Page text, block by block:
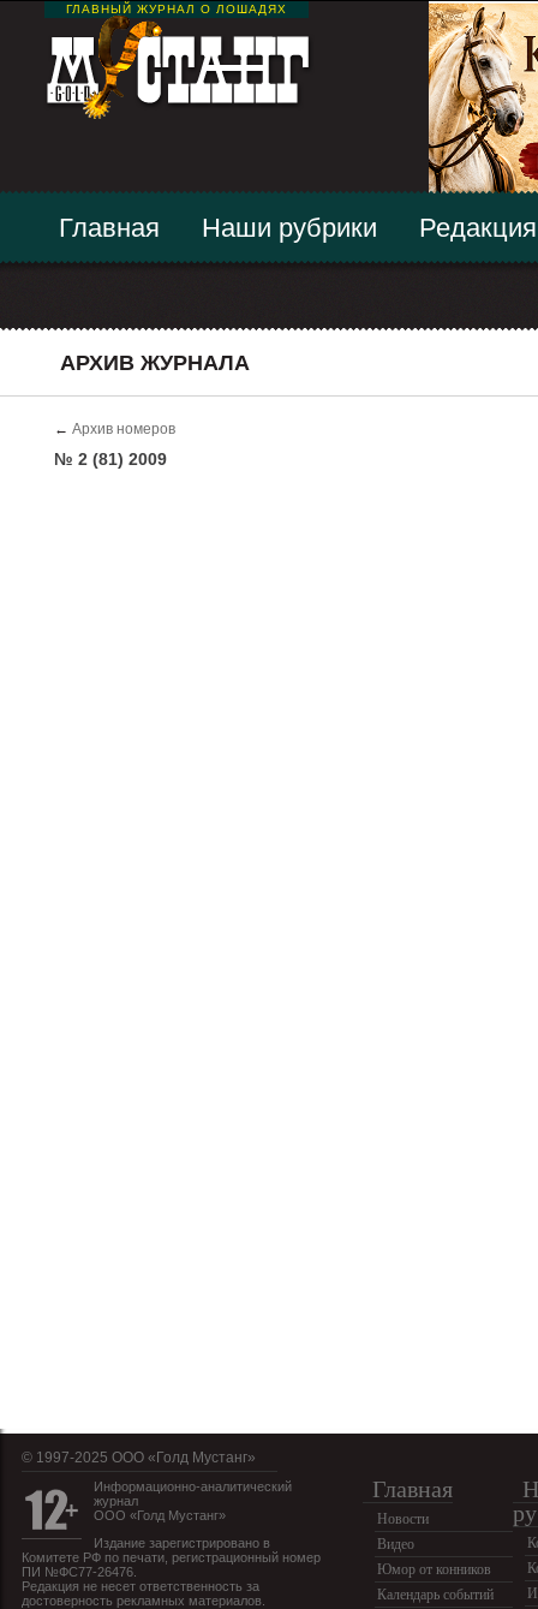
ГЛАВНЫЙ ЖУРНАЛ О ЛОШАДЯХ
Главная Наши рубрики Редакция
АРХИВ ЖУРНАЛА
← Архив номеров
№ 2 (81) 2009
© 1997-2025 OOO «Голд Мустанг»
Информационно-аналитический
журнал
ООО «Голд Мустанг»
Издание зарегистрировано в
Комитете РФ по печати, регистрационный номер
ПИ №ФС77-26476.
Редакция не несет ответственность за
достоверность рекламных материалов.
Главная
Новости
Видео
Юмор от конников
Календарь событий